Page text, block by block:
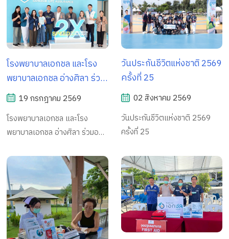
โรงพยาบาลเอกชล และโรง
พยาบาลเอกชล อ่างศิลา ร่วม
ออกบูธประชาสัมพันธ์ด้าน
สุขภาพ ภายในกิจกรรม
สัมมนาสำหรับลูกค้าคน
พิเศษ "Happy Retirement
Workshop" จัดโดยบริษัท
กรุงเทพประกันชีวิต สาขา
ชลบุรี
19 กรกฎาคม 2569
โรงพยาบาลเอกชล และโรง
พยาบาลเอกชล อ่างศิลา ร่วมออก
ภายในกิจกรรมสัมมนาสำหรับ
ลูกค้าคนพิเศษ "Happy
Retirement การวางแผน
เกษียณ & Workshop" จัดโดย
บริษัท กรุงเทพประกันชีวิต สาขา
ชลบุรี
วันประกันชีวิตแห่งชาติ 2569
ครั้งที่ 25
02 สิงหาคม 2569
วันประกันชีวิตแห่งชาติ 2569
ครั้งที่ 25